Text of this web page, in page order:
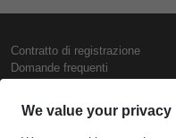
Contratto di registrazione
Domande frequenti
Presentazione
Contattaci